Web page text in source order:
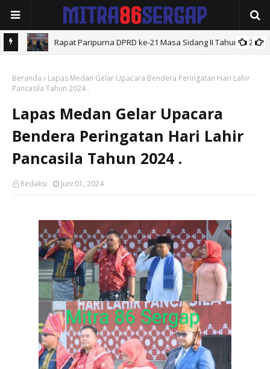
Rapat Paripurna DPRD ke-21 Masa Sidang II Tahun 2026 .
Beranda
Lapas Medan Gelar Upacara Bendera Peringatan Hari Lahir
Pancasila Tahun 2024 .
Lapas Medan Gelar Upacara
Bendera Peringatan Hari Lahir
Pancasila Tahun 2024 .
Redaksi Juni 01, 2024